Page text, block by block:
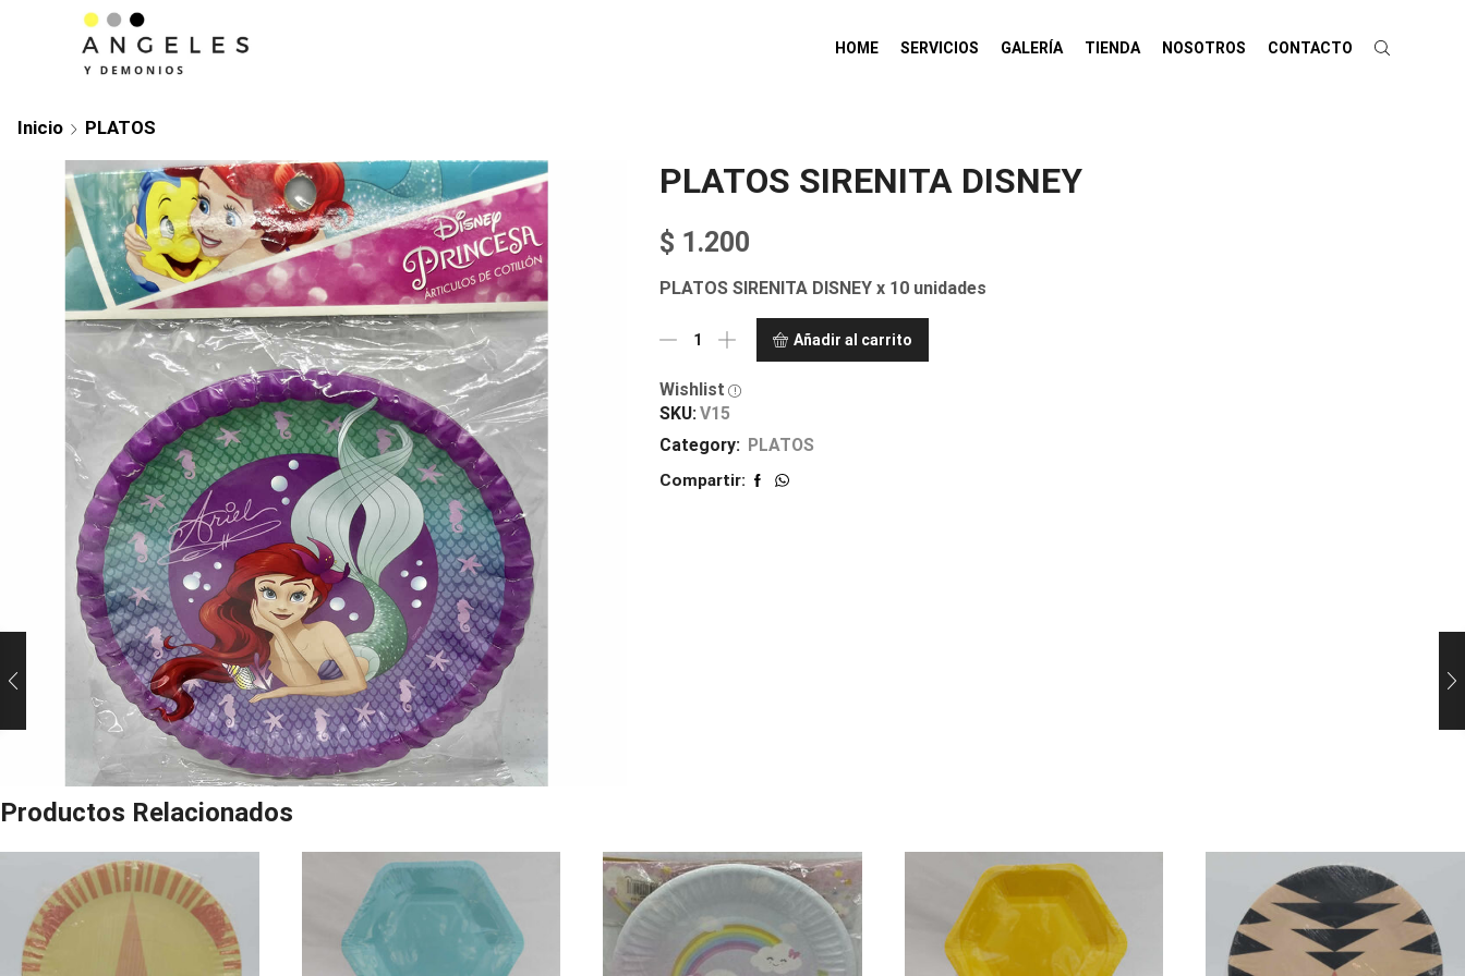
HOME SERVICIOS GALERÍA TIENDA NOSOTROS CONTACTO
Inicio PLATOS
PLATOS SIRENITA DISNEY
$ 1.200
PLATOS SIRENITA DISNEY x 10 unidades
Añadir al carrito
Wishlist
SKU: V15
Category: PLATOS
Compartir:
Productos Relacionados